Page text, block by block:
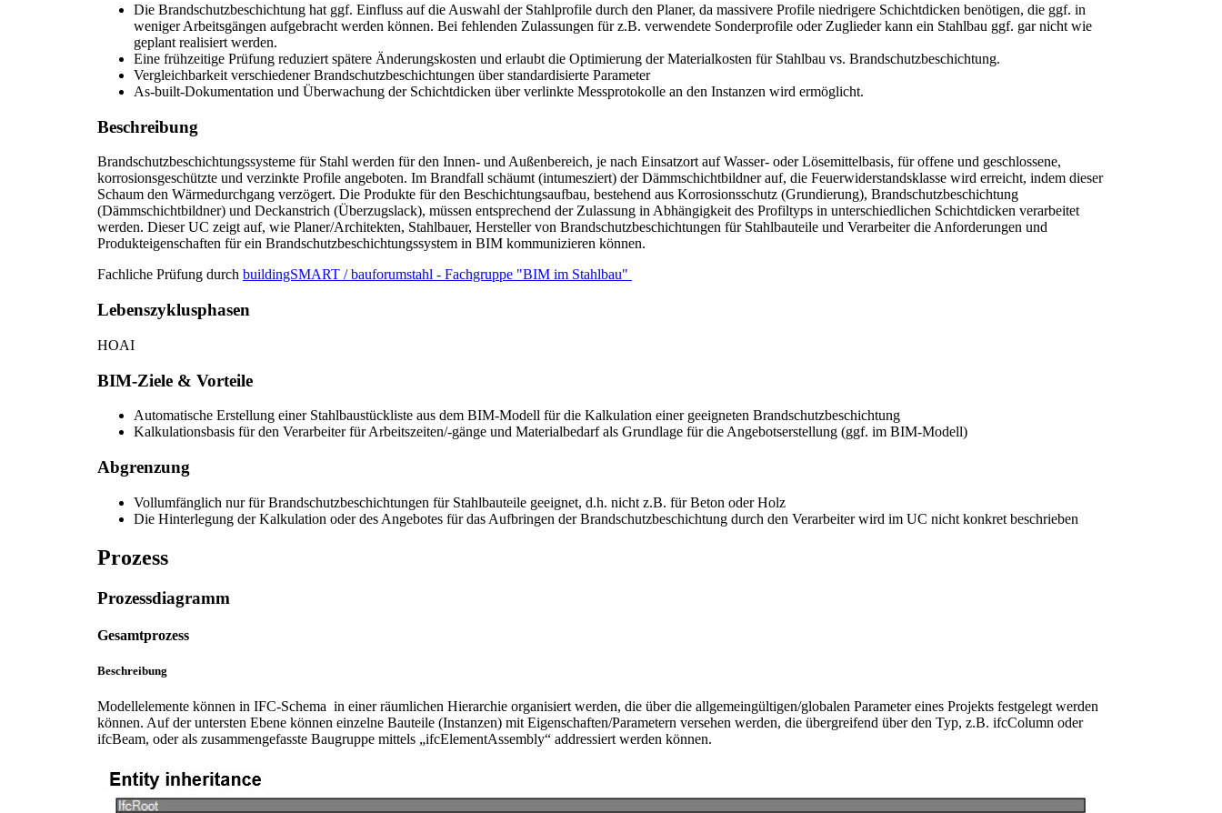
Die Brandschutzbeschichtung hat ggf. Einfluss auf die Auswahl der Stahlprofile durch den Planer, da massivere Profile niedrigere Schichtdicken benötigen, die ggf. in
weniger Arbeitsgängen aufgebracht werden können. Bei fehlenden Zulassungen für z.B. verwendete Sonderprofile oder Zuglieder kann ein Stahlbau ggf. gar nicht wie
geplant realisiert werden.
Eine frühzeitige Prüfung reduziert spätere Änderungskosten und erlaubt die Optimierung der Materialkosten für Stahlbau vs. Brandschutzbeschichtung.
Vergleichbarkeit verschiedener Brandschutzbeschichtungen über standardisierte Parameter
As-built-Dokumentation und Überwachung der Schichtdicken über verlinkte Messprotokolle an den Instanzen wird ermöglicht.
Beschreibung
Brandschutzbeschichtungssysteme für Stahl werden für den Innen- und Außenbereich, je nach Einsatzort auf Wasser- oder Lösemittelbasis, für offene und geschlossene,
korrosionsgeschützte und verzinkte Profile angeboten. Im Brandfall schäumt (intumesziert) der Dämmschichtbildner auf, die Feuerwiderstandsklasse wird erreicht, indem dieser
Schaum den Wärmedurchgang verzögert. Die Produkte für den Beschichtungsaufbau, bestehend aus Korrosionsschutz (Grundierung), Brandschutzbeschichtung
(Dämmschichtbildner) und Deckanstrich (Überzugslack), müssen entsprechend der Zulassung in Abhängigkeit des Profiltyps in unterschiedlichen Schichtdicken verarbeitet
werden. Dieser UC zeigt auf, wie Planer/Architekten, Stahlbauer, Hersteller von Brandschutzbeschichtungen für Stahlbauteile und Verarbeiter die Anforderungen und
Produkteigenschaften für ein Brandschutzbeschichtungssystem in BIM kommunizieren können.
Fachliche Prüfung durch buildingSMART / bauforumstahl - Fachgruppe "BIM im Stahlbau"
Lebenszyklusphasen
HOAI
BIM-Ziele & Vorteile
Automatische Erstellung einer Stahlbaustückliste aus dem BIM-Modell für die Kalkulation einer geeigneten Brandschutzbeschichtung
Kalkulationsbasis für den Verarbeiter für Arbeitszeiten/-gänge und Materialbedarf als Grundlage für die Angebotserstellung (ggf. im BIM-Modell)
Abgrenzung
Vollumfänglich nur für Brandschutzbeschichtungen für Stahlbauteile geeignet, d.h. nicht z.B. für Beton oder Holz
Die Hinterlegung der Kalkulation oder des Angebotes für das Aufbringen der Brandschutzbeschichtung durch den Verarbeiter wird im UC nicht konkret beschrieben
Prozess
Prozessdiagramm
Gesamtprozess
Beschreibung
Modellelemente können in IFC-Schema in einer räumlichen Hierarchie organisiert werden, die über die allgemeingültigen/globalen Parameter eines Projekts festgelegt werden
können. Auf der untersten Ebene können einzelne Bauteile (Instanzen) mit Eigenschaften/Parametern versehen werden, die übergreifend über den Typ, z.B. ifcColumn oder
ifcBeam, oder als zusammengefasste Baugruppe mittels „ifcElementAssembly“ addressiert werden können.